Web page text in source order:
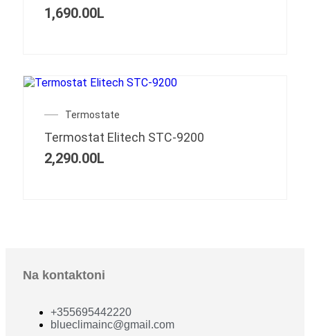
1,690.00L
Termostate
Termostat Elitech STC-9200
2,290.00L
Na kontaktoni
+355695442220
blueclimainc@gmail.com